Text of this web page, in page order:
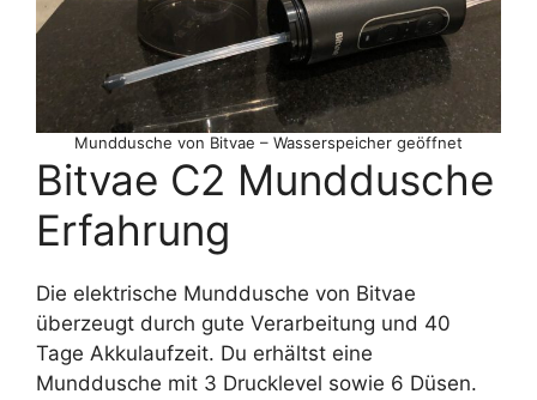
Munddusche von Bitvae – Wasserspeicher geöffnet
Bitvae C2 Munddusche
Erfahrung
Die elektrische Munddusche von Bitvae
überzeugt durch gute Verarbeitung und 40
Tage Akkulaufzeit. Du erhältst eine
Munddusche mit 3 Drucklevel sowie 6 Düsen.